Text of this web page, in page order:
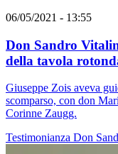
06/05/2021 - 13:55
Don Sandro
della tavola
Giuseppe Zois aveva
scomparso, con don
Corinne Zaugg.
Testimonianza Don